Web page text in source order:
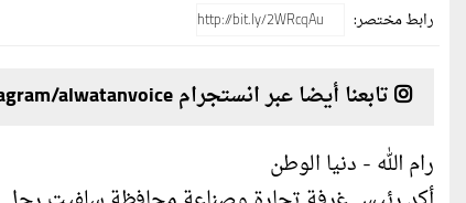
رابط مختصر:
تابعنا أيضا عبر انستجرام instagram/alwatanvoice
رام الله - دنيا الوطن